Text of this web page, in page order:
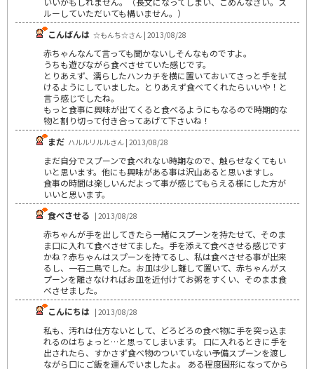
ルーしていただいても構いません。）
こんばんは ☆もんち☆さん | 2013/08/28
赤ちゃんなんて言っても聞かないしそんなものですよ。
うちも遊びながら食べさせていた感じです。
とりあえず、濡らしたハンカチを横に置いておいてさっと手を拭
けるようにしていました。とりあえず食べてくれたらいいや！と
言う感じでしたね。
もっと食事に興味が出てくると食べるようにもなるので時期的な
物と割り切って付き合ってあげて下さいね！
まだ ハルルリルルさん | 2013/08/28
まだ自分でスプーンで食べれない時期なので、触らせなくてもい
いと思います。他にも興味がある事は沢山あると思いますし。
食事の時間は楽しいんだよって事が感じてもらえる様にした方が
いいと思います。
食べさせる | 2013/08/28
赤ちゃんが手を出してきたら一緒にスプーンを持たせて、そのま
ま口に入れて食べさせてました。手を添えて食べさせる感じです
かね？赤ちゃんはスプーンを持てるし、私は食べさせる事が出来
るし、一石二鳥でした。お皿は少し離して置いて、赤ちゃんがス
プーンを離さなければお皿を近付けてお粥をすくい、そのまま食
べさせました。
こんにちは | 2013/08/28
私も、汚れは仕方ないとして、どろどろの食べ物に手を突っ込ま
れるのはちょっと…と思ってしまいます。 口に入れるときに手を
出されたら、すかさず食べ物のついていない予備スプーンを渡し
ながら口にご飯を運んでいましたよ。 ある程度固形になってから